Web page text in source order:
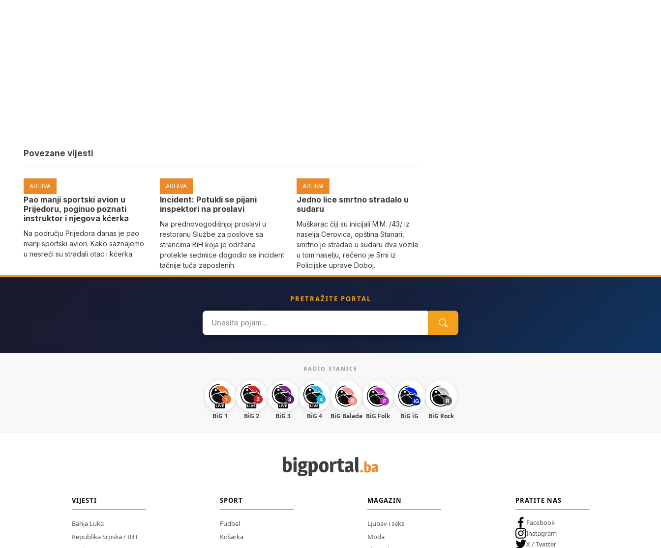
Povezane vijesti
ARHIVA
Pao manji sportski avion u
Prijedoru, poginuo poznati
instruktor i njegova kćerka
Na području Prijedora danas je pao
manji sportski avion. Kako saznajemo
u nesreći su stradali otac i kćerka.
ARHIVA
Incident: Potukli se pijani
inspektori na proslavi
Na prednovogodišnjoj proslavi u
restoranu Službe za poslove sa
strancima BiH koja je održana
protekle sedmice dogodio se incident
tačnije tuča zaposlenih.
ARHIVA
Јedno lice smrtno stradalo u
sudaru
Muškarac čiji su inicijali M.M. /43/ iz
naselja Cerovica, opština Stanari,
smrtno je stradao u sudaru dva vozila
u tom naselju, rečeno je Srni iz
Policijske uprave Doboj.
PRETRAŽITE PORTAL
Search
for:
RADIO STANICE
BiG 1 BiG 2 BiG 3 BiG 4 BiG Balade BiG Folk BiG iG BiG Rock
VIJESTI
Banja Luka
Republika Srpska / BiH
SPORT
Fudbal
Košarka
MAGAZIN
Ljubav i seks
Moda
PRATITE NAS
Facebook
Instagram
X / Twitter